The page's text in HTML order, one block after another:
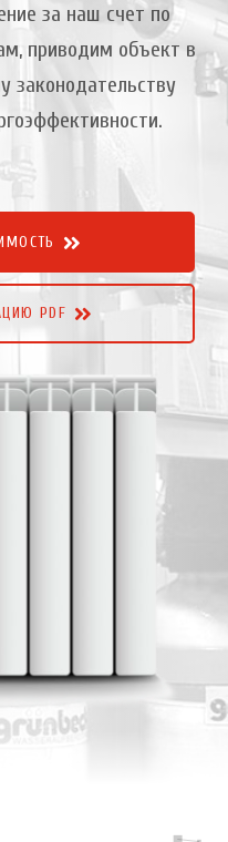
за наш счет по
приводим объект в
законодательству
PDF